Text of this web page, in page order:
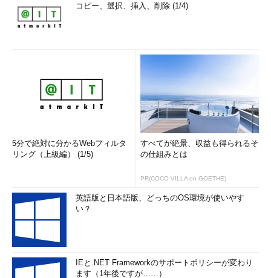
コピー、選択、挿入、削除 (1/4)
5分で絶対に分かるWebフィルタ
リング（上級編） (1/5)
すべてが絶景、収益も得られるそ
の仕組みとは
PR(COCO VILLA on GOETHE)
英語版と日本語版、どっちのOS環境が使いやす
い？
IEと.NET Frameworkのサポートポリシーが変わり
ます（1年後ですが……）